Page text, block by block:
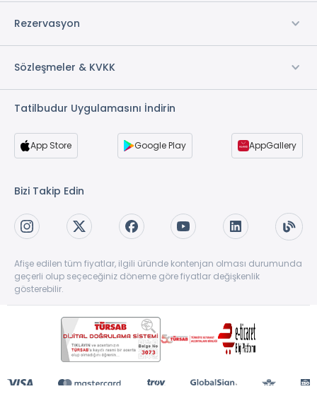
Rezervasyon
Sözleşmeler & KVKK
Tatilbudur Uygulamasını İndirin
App Store Google Play AppGallery
Bizi Takip Edin
Afişe edilen tüm fiyatlar, ilgili üründe kontenjan olması durumunda
geçerli olup seçeceğiniz döneme göre fiyatlar değişkenlik
gösterebilir.